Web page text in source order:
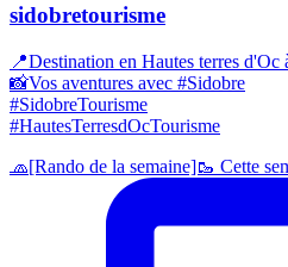
sidobretourisme
📍Destination en Hautes terres d'Oc
📸Vos aventures avec #Sidobre
#SidobreTourisme
#HautesTerresdOcTourisme
🧢[Rando de la semaine]🥾 Cette